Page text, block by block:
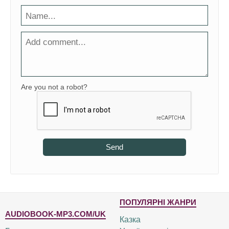
Are you not a robot?
Send
AUDIOBOOK-MP3.COM/UK
ПОПУЛЯРНІ ЖАНРИ
Казка